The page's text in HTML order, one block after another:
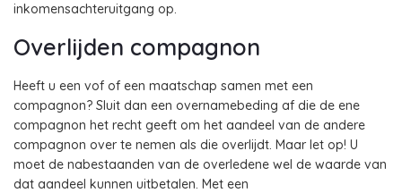
inkomensachteruitgang op.
Overlijden compagnon
Heeft u een vof of een maatschap samen met een
compagnon? Sluit dan een overnamebeding af die de ene
compagnon het recht geeft om het aandeel van de andere
compagnon over te nemen als die overlijdt. Maar let op! U
moet de nabestaanden van de overledene wel de waarde van
dat aandeel kunnen uitbetalen. Met een